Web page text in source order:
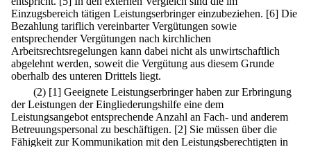
Einzugsbereich tätigen Leistungserbringer einzubeziehen. [6] Die
Bezahlung tariflich vereinbarter Vergütungen sowie
entsprechender Vergütungen nach kirchlichen
Arbeitsrechtsregelungen kann dabei nicht als unwirtschaftlich
abgelehnt werden, soweit die Vergütung aus diesem Grunde
oberhalb des unteren Drittels liegt.
(2) [1] Geeignete Leistungserbringer haben zur Erbringung
der Leistungen der Eingliederungshilfe eine dem
Leistungsangebot entsprechende Anzahl an Fach- und anderem
Betreuungspersonal zu beschäftigen. [2] Sie müssen über die
Fähigkeit zur Kommunikation mit den Leistungsberechtigten in